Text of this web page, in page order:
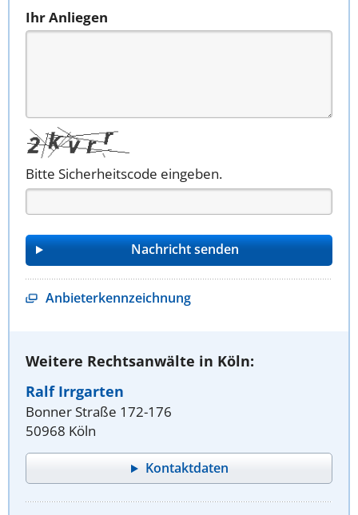
Ihr Anliegen
Bitte Sicherheitscode eingeben.
Anbieterkennzeichnung
Weitere Rechtsanwälte in Köln:
Ralf Irrgarten
Bonner Straße 172-176
50968 Köln
Kontaktdaten